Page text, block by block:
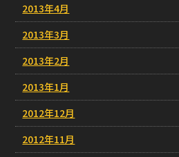
2013年4月
2013年3月
2013年2月
2013年1月
2012年12月
2012年11月